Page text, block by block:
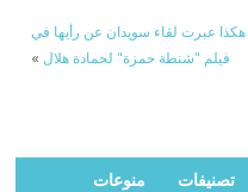
هكذا عبرت لقاء سويدان عن رأيها في
فيلم "شنطة حمزة" لحمادة هلال »
تصنيفات منوعات